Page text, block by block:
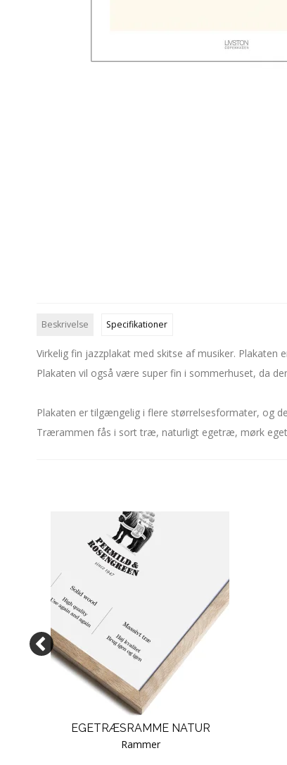
Beskrivelse Specifikationer
Virkelig fin jazzplakat med skitse af musiker.
Plakaten vil også være super fin i sommerhuset, da
Plakaten er tilgængelig i flere størrelsesformater, og
Trærammen fås i sort træ, naturligt egetræ, mørk
EGETRÆSRAMME NATUR
Rammer